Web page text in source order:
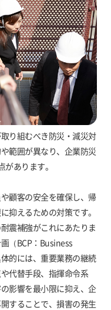
り組むべき防災・減災対
範囲が異なり、企業防災
あります。
顧客の安全を確保し、帰
抑えるための対策です。
震補強がこれにあたりま
（BCP：Business
的には、重要業務の継続
代替手段、指揮命令系
影響を最小限に抑え、企
することで、損害の発生